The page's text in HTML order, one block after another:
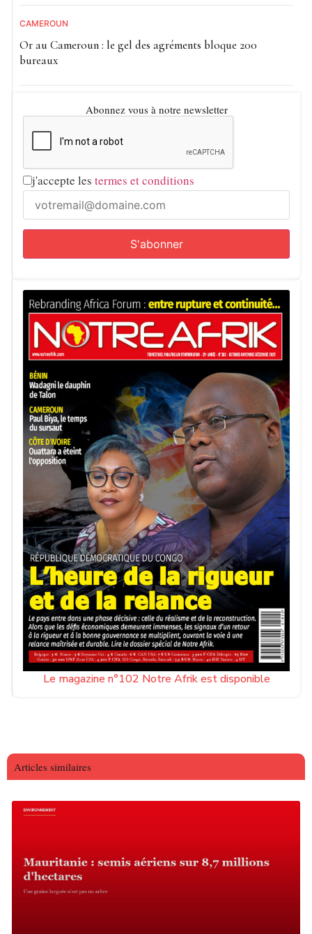
CAMEROUN
Or au Cameroun : le gel des agréments bloque 200
bureaux
Abonnez vous à notre newsletter
j'accepte les termes et conditions
Le magazine n°102 Notre Afrik est disponible
Articles similaires